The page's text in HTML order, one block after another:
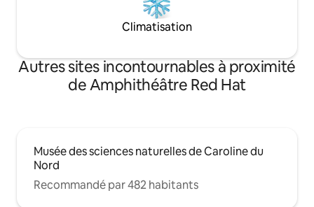
Climatisation
Autres sites incontournables à proximité
de Amphithéâtre Red Hat
Musée des sciences naturelles de Caroline du
Nord
Recommandé par 482 habitants